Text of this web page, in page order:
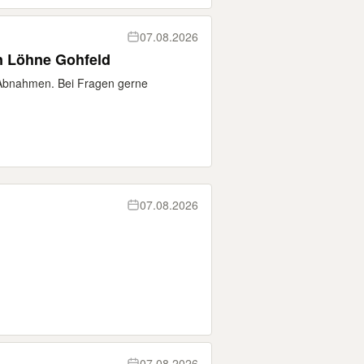
07.08.2026
Löhne Gohfeld
Bei Fragen gerne
07.08.2026